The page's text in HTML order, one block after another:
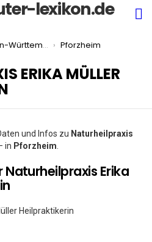
Pforzheim
ERIKA MÜLLER
und Infos zu Naturheilpraxis
in Pforzheim
Erika
Heilpraktikerin